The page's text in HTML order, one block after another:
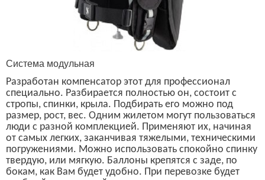
Система модульная
Разработан компенсатор этот для профессионал
специально. Разбирается полностью он, состоит с
стропы, спинки, крыла. Подбирать его можно под
размер, рост, вес. Одним жилетом могут пользоваться
люди с разной комплекцией. Применяют их, начиная
от самых легких, заканчивая тяжелыми, техническими
погружениями. Можно использовать спокойно спинку
твердую, или мягкую. Баллоны крепятся с заде, по
бокам, как Вам будет удобно. При перевозке будет